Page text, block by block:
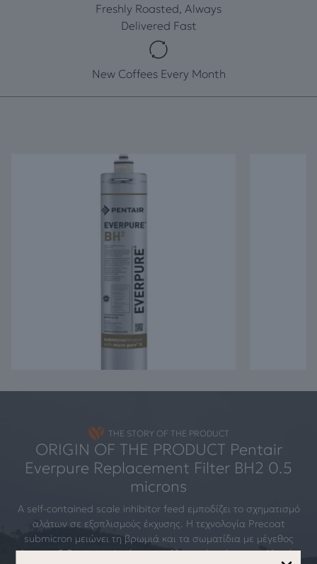
Freshly Roasted, Always
Delivered Fast
New Coffees Every Month
THE STORY OF THE PRODUCT
ORIGIN OF THE PRODUCT Pentair
Everpure Replacement Filter BH2 0.5
microns
A self-contained scale inhibitor feed εμποδίζει το σχηματισμό
αλάτων σε εξοπλισμούς έκχυσης. Η τεχνολογία Precoat
submicron μειώνει τη βρωμιά και τα σωματίδια με μέγεθος
έως και 0.5 micron. Αυτό το ανταλλακτικό γρήγορης αλλαγής